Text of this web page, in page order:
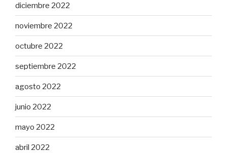
diciembre 2022
noviembre 2022
octubre 2022
septiembre 2022
agosto 2022
junio 2022
mayo 2022
abril 2022